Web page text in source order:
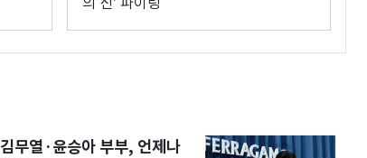
김무열·윤승아 부부, 언제나